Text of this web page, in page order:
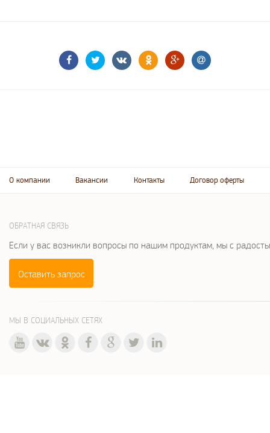
О компании Вакансии Контакты Договор оферты
ОБРАТНАЯ СВЯЗЬ
Если у вас возникли вопросы по нашим продуктам, мы с
Оставить запрос
МЫ В СОЦИАЛЬНЫХ СЕТЯХ